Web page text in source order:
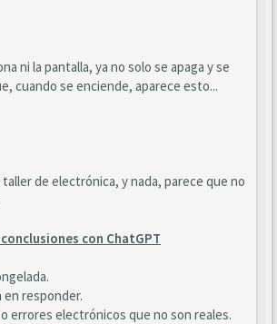
ni la pantalla, ya no solo se apaga y se
cuando se enciende, aparece esto...
taller de electrónica, y nada, parece que no
con ChatGPT
en responder.
o errores electrónicos que no son reales.